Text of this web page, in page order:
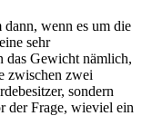
wenn es um die
sehr
das Gewicht nämlich,
zwischen zwei
sondern
der Frage, wieviel ein